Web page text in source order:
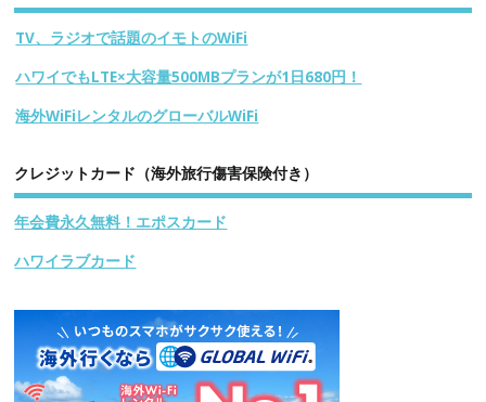
TV、ラジオで話題のイモトのWiFi
ハワイでもLTE×大容量500MBプランが1日680円！
海外WiFiレンタルのグローバルWiFi
クレジットカード（海外旅行傷害保険付き）
年会費永久無料！エポスカード
ハワイラブカード